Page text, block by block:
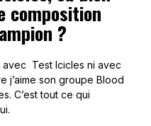
composition
?
avec Test Icicles ni avec
j’aime son groupe Blood
C’est tout ce qui